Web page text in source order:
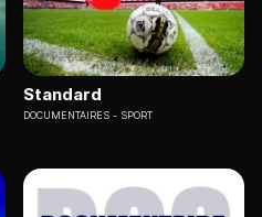
Standard
DOCUMENTAIRES SPORT